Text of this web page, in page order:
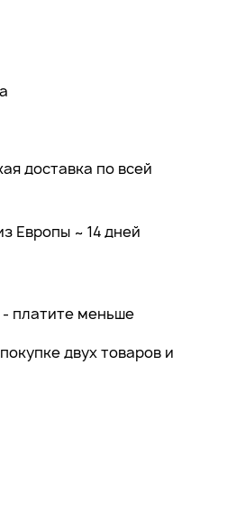
доставка по всей
Европы ~ 14 дней
платите меньше
двух товаров и